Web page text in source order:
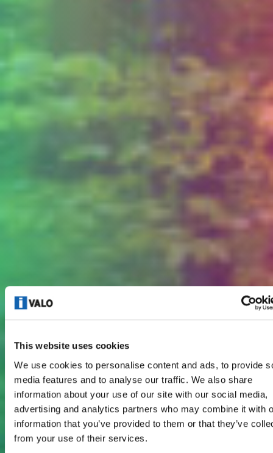
This website uses cookies
We use cookies to personalise content and ads, to provide
media features and to analyse our traffic. We also share
information about your use of our site with our social media,
advertising and analytics partners who may combine it with
information that you’ve provided to them or that they’ve
from your use of their services.